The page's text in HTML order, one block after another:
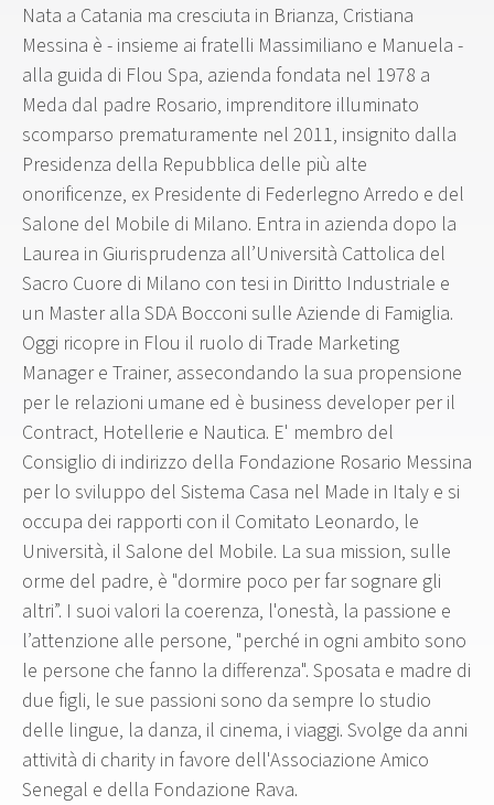
Nata a Catania ma cresciuta in Brianza, Cristiana
Messina è - insieme ai fratelli Massimiliano e Manuela -
alla guida di Flou Spa, azienda fondata nel 1978 a
Meda dal padre Rosario, imprenditore illuminato
scomparso prematuramente nel 2011, insignito dalla
Presidenza della Repubblica delle più alte
onorificenze, ex Presidente di Federlegno Arredo e del
Salone del Mobile di Milano. Entra in azienda dopo la
Laurea in Giurisprudenza all’Università Cattolica del
Sacro Cuore di Milano con tesi in Diritto Industriale e
un Master alla SDA Bocconi sulle Aziende di Famiglia.
Oggi ricopre in Flou il ruolo di Trade Marketing
Manager e Trainer, assecondando la sua propensione
per le relazioni umane ed è business developer per il
Contract, Hotellerie e Nautica. E' membro del
Consiglio di indirizzo della Fondazione Rosario Messina
per lo sviluppo del Sistema Casa nel Made in Italy e si
occupa dei rapporti con il Comitato Leonardo, le
Università, il Salone del Mobile. La sua mission, sulle
orme del padre, è "dormire poco per far sognare gli
altri”. I suoi valori la coerenza, l'onestà, la passione e
l’attenzione alle persone, "perché in ogni ambito sono
le persone che fanno la differenza". Sposata e madre di
due figli, le sue passioni sono da sempre lo studio
delle lingue, la danza, il cinema, i viaggi. Svolge da anni
attività di charity in favore dell'Associazione Amico
Senegal e della Fondazione Rava.